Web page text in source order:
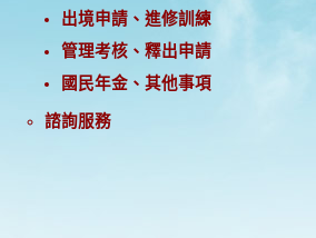
出境申請、進修訓練
管理考核、釋出申請
國民年金、其他事項
諮詢服務